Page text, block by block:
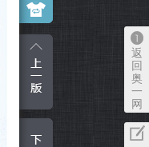
返
回
奥
一
网